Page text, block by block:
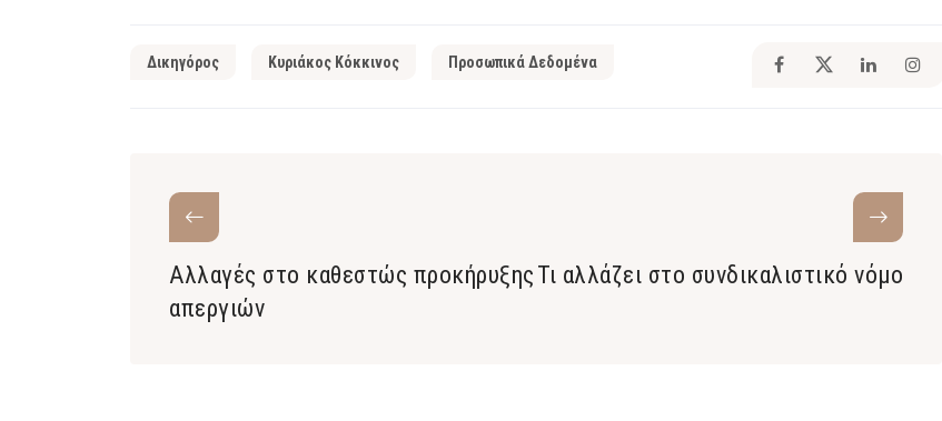
Δικηγόρος Κυριάκος Κόκκινος Προσωπικά Δεδομένα
Αλλαγές στο καθεστώς προκήρυξης
απεργιών
Τι αλλάζει στο συνδικαλιστικό νόμο